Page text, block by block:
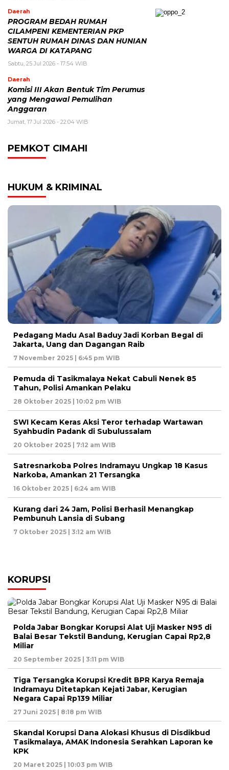
Daerah
PROGRAM BEDAH RUMAH
CILAMPENI KEMENTERIAN PKP
SENTUH RUMAH DINAS DAN HUNIAN
WARGA DI KATAPANG
Sabtu, 25 Jul 2026 - 17:54 WIB
Daerah
Komisi III Akan Bentuk Tim Perumus
yang Mengawal Pemulihan
Anggaran
Jumat, 17 Jul 2026 - 22:04 WIB
PEMKOT CIMAHI
HUKUM & KRIMINAL
Pedagang Madu Asal Baduy Jadi Korban Begal di
Jakarta, Uang dan Dagangan Raib
7 November 2025 | 6:45 pm WIB
Pemuda di Tasikmalaya Nekat Cabuli Nenek 85
Tahun, Polisi Amankan Pelaku
28 Oktober 2025 | 10:02 pm WIB
SWI Kecam Keras Aksi Teror terhadap Wartawan
Syahbudin Padank di Subulussalam
20 Oktober 2025 | 7:12 am WIB
Satresnarkoba Polres Indramayu Ungkap 18 Kasus
Narkoba, Amankan 21 Tersangka
16 Oktober 2025 | 6:24 am WIB
Kurang dari 24 Jam, Polisi Berhasil Menangkap
Pembunuh Lansia di Subang
7 Oktober 2025 | 3:12 am WIB
KORUPSI
Polda Jabar Bongkar Korupsi Alat Uji Masker N95 di
Balai Besar Tekstil Bandung, Kerugian Capai Rp2,8
Miliar
20 September 2025 | 3:11 pm WIB
Tiga Tersangka Korupsi Kredit BPR Karya Remaja
Indramayu Ditetapkan Kejati Jabar, Kerugian
Negara Capai Rp139 Miliar
27 Juni 2025 | 8:18 pm WIB
Skandal Korupsi Dana Alokasi Khusus di Disdikbud
Tasikmalaya, AMAK Indonesia Serahkan Laporan ke
KPK
20 Maret 2025 | 10:03 pm WIB